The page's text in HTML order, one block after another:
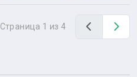
Страница 1 из 4 Назад